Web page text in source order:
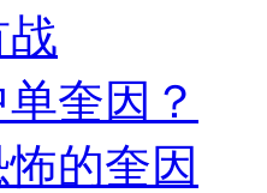
战
奎因？
的奎因